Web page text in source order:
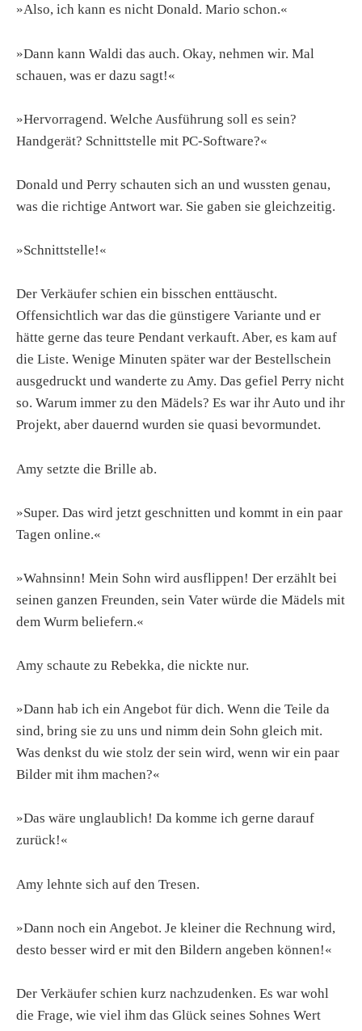
»Also, ich kann es nicht Donald. Mario schon.«
»Dann kann Waldi das auch. Okay, nehmen wir. Mal
schauen, was er dazu sagt!«
»Hervorragend. Welche Ausführung soll es sein?
Handgerät? Schnittstelle mit PC-Software?«
Donald und Perry schauten sich an und wussten genau,
was die richtige Antwort war. Sie gaben sie gleichzeitig.
»Schnittstelle!«
Der Verkäufer schien ein bisschen enttäuscht.
Offensichtlich war das die günstigere Variante und er
hätte gerne das teure Pendant verkauft. Aber, es kam auf
die Liste. Wenige Minuten später war der Bestellschein
ausgedruckt und wanderte zu Amy. Das gefiel Perry nicht
so. Warum immer zu den Mädels? Es war ihr Auto und ihr
Projekt, aber dauernd wurden sie quasi bevormundet.
Amy setzte die Brille ab.
»Super. Das wird jetzt geschnitten und kommt in ein paar
Tagen online.«
»Wahnsinn! Mein Sohn wird ausflippen! Der erzählt bei
seinen ganzen Freunden, sein Vater würde die Mädels mit
dem Wurm beliefern.«
Amy schaute zu Rebekka, die nickte nur.
»Dann hab ich ein Angebot für dich. Wenn die Teile da
sind, bring sie zu uns und nimm dein Sohn gleich mit.
Was denkst du wie stolz der sein wird, wenn wir ein paar
Bilder mit ihm machen?«
»Das wäre unglaublich! Da komme ich gerne darauf
zurück!«
Amy lehnte sich auf den Tresen.
»Dann noch ein Angebot. Je kleiner die Rechnung wird,
desto besser wird er mit den Bildern angeben können!«
Der Verkäufer schien kurz nachzudenken. Es war wohl
die Frage, wie viel ihm das Glück seines Sohnes Wert